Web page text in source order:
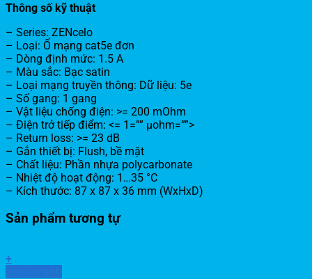
Thông số kỹ thuật
– Series: ZENcelo
– Loại: Ổ mạng cat5e đơn
– Dòng định mức: 1.5 A
– Màu sắc: Bạc satin
– Loại mạng truyền thông: Dữ liệu: 5e
– Số gang: 1 gang
– Vật liệu chống điện: >= 200 mOhm
– Điện trở tiếp điểm: <= 1=”” µohm=””>
– Return loss: >= 23 dB
– Gắn thiết bị: Flush, bề mặt
– Chất liệu: Phần nhựa polycarbonate
– Nhiệt độ hoạt động: 1…35 °C
– Kích thước: 87 x 87 x 36 mm (WxHxD)
Sản phẩm tương tự
+